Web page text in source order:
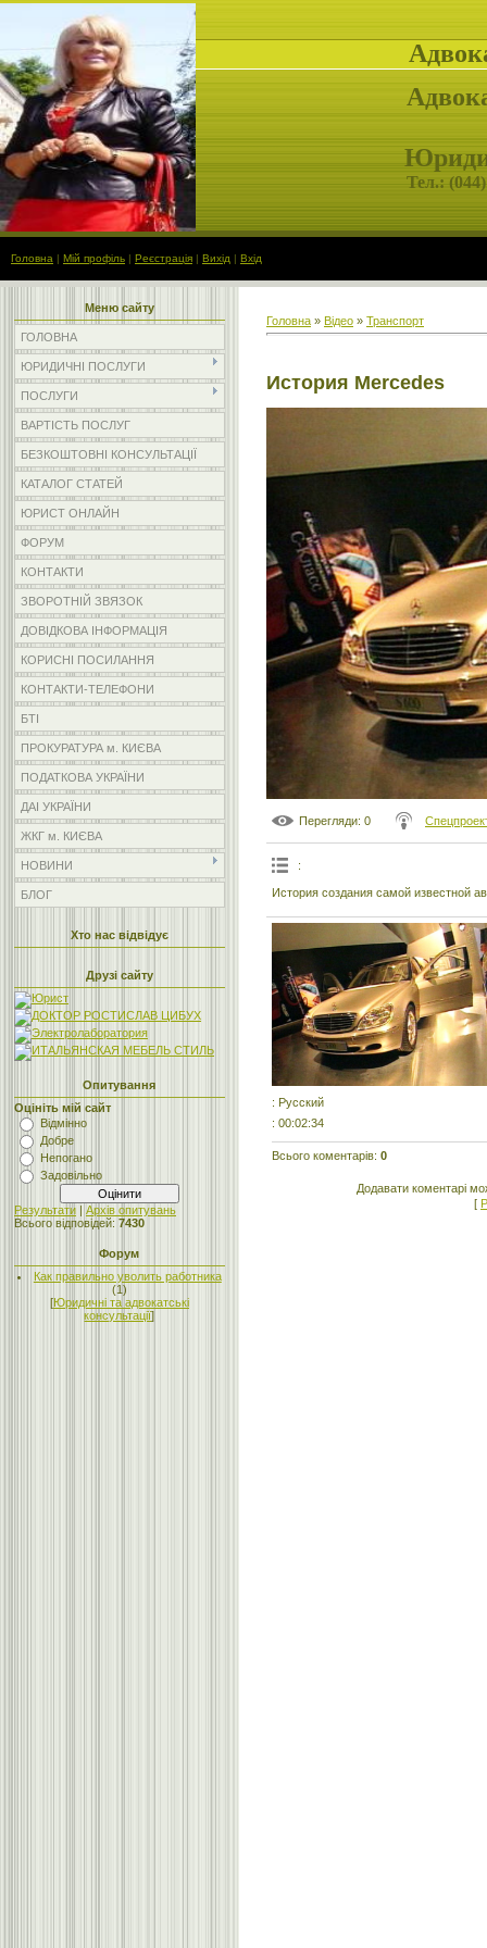
Тел.: (
Головна | Мій профіль | Реєстрація | Вихід | Вхід
Меню сайту
ГОЛОВНА
ЮРИДИЧНІ ПОСЛУГИ
ПОСЛУГИ
ВАРТІСТЬ ПОСЛУГ
БЕЗКОШТОВНІ КОНСУЛЬТАЦІЇ
КАТАЛОГ СТАТЕЙ
ЮРИСТ ОНЛАЙН
ФОРУМ
КОНТАКТИ
ЗВОРОТНІЙ ЗВЯЗОК
ДОВІДКОВА ІНФОРМАЦІЯ
КОРИСНІ ПОСИЛАННЯ
КОНТАКТИ-ТЕЛЕФОНИ
БТІ
ПРОКУРАТУРА м. КИЄВА
ПОДАТКОВА УКРАЇНИ
ДАІ УКРАЇНИ
ЖКГ м. КИЄВА
НОВИНИ
БЛОГ
Хто нас відвідує
Друзі сайту
Опитування
Оцініть мій сайт
Відмінно
Добре
Непогано
Задовільно
Результати | Архів опитувань
Всього відповідей: 7430
Форум
Как правильно уволить работника
(1)
[Юридичні та адвокатські
консультації]
Головна » Відео » Транспорт
История Mercedes
Перегляди: 0
:
История создания самой известной
: Русский
: 00:02:34
Всього коментарів: 0
Додавати коментарі
[